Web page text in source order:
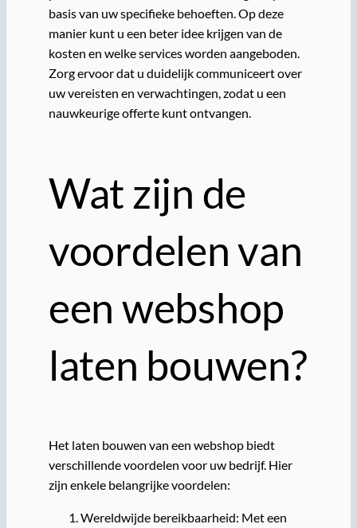
basis van uw specifieke behoeften. Op deze
manier kunt u een beter idee krijgen van de
kosten en welke services worden aangeboden.
Zorg ervoor dat u duidelijk communiceert over
uw vereisten en verwachtingen, zodat u een
nauwkeurige offerte kunt ontvangen.
Wat zijn de
voordelen van
een webshop
laten bouwen?
Het laten bouwen van een webshop biedt
verschillende voordelen voor uw bedrijf. Hier
zijn enkele belangrijke voordelen:
Wereldwijde bereikbaarheid: Met een